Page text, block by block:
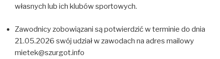
własnych lub ich klubów sportowych.
Zawodnicy zobowiązani są potwierdzić w terminie do dnia
21.05.2026 swój udział w zawodach na adres mailowy
mietek@szurgot.info